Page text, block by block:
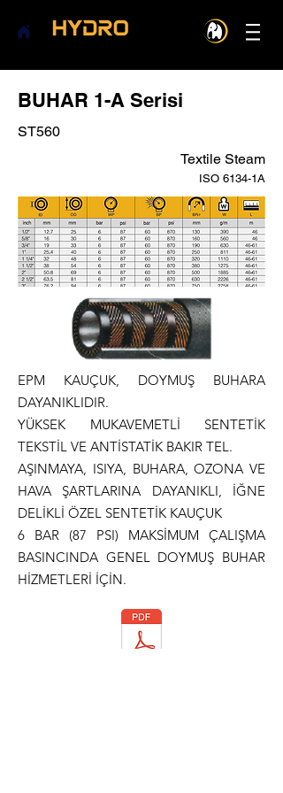
BUHAR 1-A Serisi
ST560
Textile Steam
ISO 6134-1A
EPM KAUÇUK, DOYMUŞ BUHARA
DAYANIKLIDIR.
YÜKSEK MUKAVEMETLİ SENTETİK
TEKSTİL VE ANTİSTATİK BAKIR TEL.
AŞINMAYA, ISIYA, BUHARA, OZONA VE
HAVA ŞARTLARINA DAYANIKLI, İĞNE
DELİKLİ ÖZEL SENTETİK KAUÇUK
6 BAR (87 PSI) MAKSİMUM ÇALIŞMA
BASINCINDA GENEL DOYMUŞ BUHAR
HİZMETLERİ İÇİN.